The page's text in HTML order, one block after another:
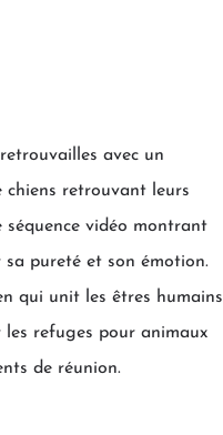
avec un
chiens retrouvant leurs
séquence vidéo montrant
pureté et son émotion.
qui unit les êtres humains
refuges pour animaux
de réunion.